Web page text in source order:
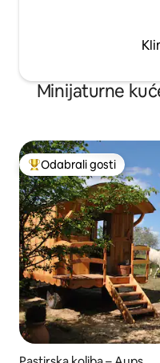
Minijaturne
Među najviše
Odabrali gosti